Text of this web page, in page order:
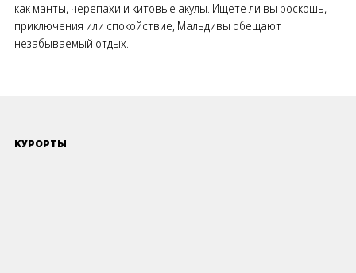
как манты, черепахи и китовые акулы. Ищете ли вы роскошь,
приключения или спокойствие, Мальдивы обещают
незабываемый отдых.
КУРОРТЫ